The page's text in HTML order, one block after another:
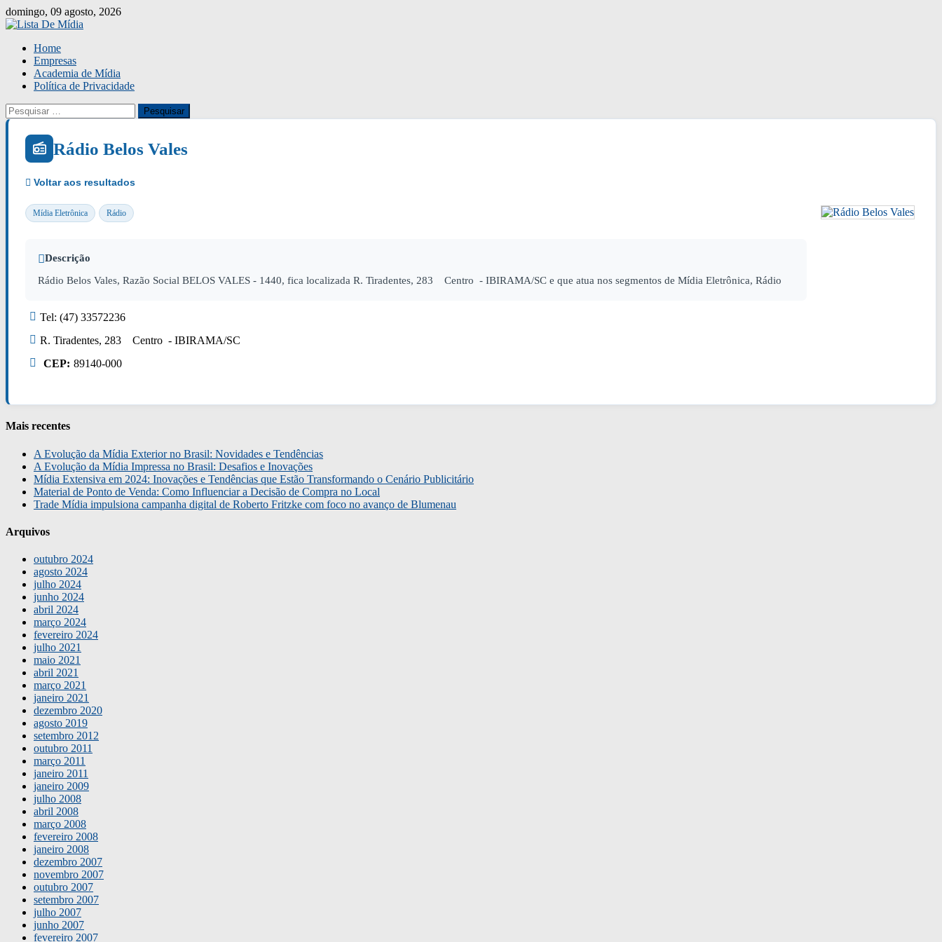
Skip
to
domingo, 09 agosto, 2026
Home
Empresas
Academia de Mídia
Política de Privacidade
Pesquisar
por:
Rádio Belos Vales
Mídia Eletrônica Rádio
Descrição
Rádio Belos Vales, Razão Social BELOS VALES - 1440, fica localizada R. Tiradentes, 283 Centro - IBIRAMA/SC e que atua nos segmentos de Mídia Eletrônica, Rádio
Tel: (47) 33572236
R. Tiradentes, 283 Centro - IBIRAMA/SC
CEP: 89140-000
Mais recentes
A Evolução da Mídia Exterior no Brasil: Novidades e Tendências
A Evolução da Mídia Impressa no Brasil: Desafios e Inovações
Mídia Extensiva em 2024: Inovações e Tendências que Estão Transformando o Cenário Publicitário
Material de Ponto de Venda: Como Influenciar a Decisão de Compra no Local
Trade Mídia impulsiona campanha digital de Roberto Fritzke com foco no avanço de Blumenau
Arquivos
outubro 2024
agosto 2024
julho 2024
junho 2024
abril 2024
março 2024
fevereiro 2024
julho 2021
maio 2021
abril 2021
março 2021
janeiro 2021
dezembro 2020
agosto 2019
setembro 2012
outubro 2011
março 2011
janeiro 2011
janeiro 2009
julho 2008
abril 2008
março 2008
fevereiro 2008
janeiro 2008
dezembro 2007
novembro 2007
outubro 2007
setembro 2007
julho 2007
junho 2007
fevereiro 2007